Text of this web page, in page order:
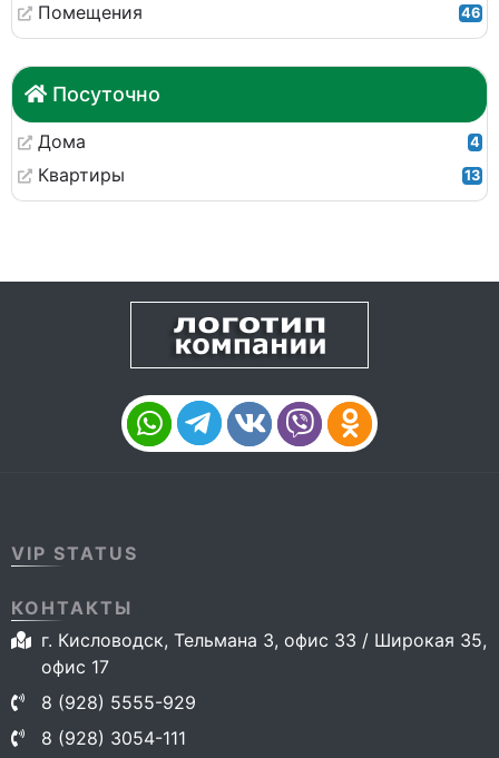
Помещения 46
Посуточно
Дома 4
Квартиры 13
VIP STATUS
КОНТАКТЫ
г. Кисловодск, Тельмана 3, офис 33 / Широкая 35,
офис 17
8 (928) 5555-929
8 (928) 3054-111